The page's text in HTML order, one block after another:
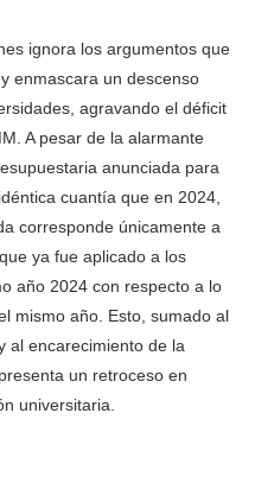
ignora los argumentos que
enmascara un descenso
agravando el déficit
A pesar de la alarmante
anunciada para
cuantía que en 2024,
corresponde únicamente a
ya fue aplicado a los
año 2024 con respecto a lo
mismo año. Esto, sumado al
al encarecimiento de la
un retroceso en
universitaria.